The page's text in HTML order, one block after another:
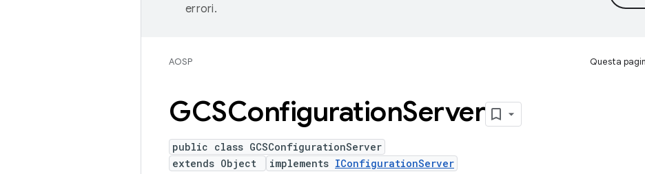
errori.
AOSP Questa
GCSConfigurationServer
public class GCSConfigurationServer
extends Object
implements IConfigurationServer